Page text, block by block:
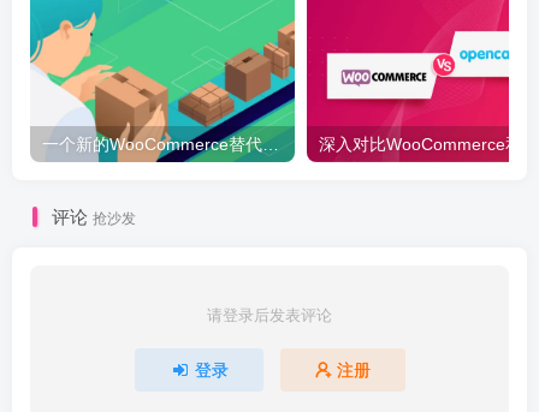
一个新的WooCommerce替代品 – 你好，BigCommerce
评论 抢沙发
请登录后发表评论
登录 注册